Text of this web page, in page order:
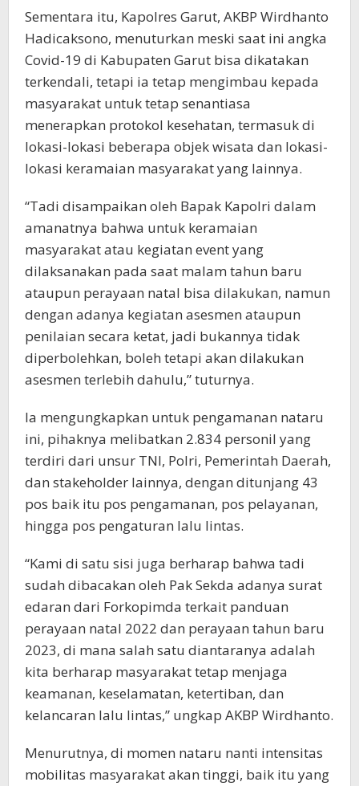
Sementara itu, Kapolres Garut, AKBP Wirdhanto
Hadicaksono, menuturkan meski saat ini angka
Covid-19 di Kabupaten Garut bisa dikatakan
terkendali, tetapi ia tetap mengimbau kepada
masyarakat untuk tetap senantiasa
menerapkan protokol kesehatan, termasuk di
lokasi-lokasi beberapa objek wisata dan lokasi-
lokasi keramaian masyarakat yang lainnya.
“Tadi disampaikan oleh Bapak Kapolri dalam
amanatnya bahwa untuk keramaian
masyarakat atau kegiatan event yang
dilaksanakan pada saat malam tahun baru
ataupun perayaan natal bisa dilakukan, namun
dengan adanya kegiatan asesmen ataupun
penilaian secara ketat, jadi bukannya tidak
diperbolehkan, boleh tetapi akan dilakukan
asesmen terlebih dahulu,” tuturnya.
Ia mengungkapkan untuk pengamanan nataru
ini, pihaknya melibatkan 2.834 personil yang
terdiri dari unsur TNI, Polri, Pemerintah Daerah,
dan stakeholder lainnya, dengan ditunjang 43
pos baik itu pos pengamanan, pos pelayanan,
hingga pos pengaturan lalu lintas.
“Kami di satu sisi juga berharap bahwa tadi
sudah dibacakan oleh Pak Sekda adanya surat
edaran dari Forkopimda terkait panduan
perayaan natal 2022 dan perayaan tahun baru
2023, di mana salah satu diantaranya adalah
kita berharap masyarakat tetap menjaga
keamanan, keselamatan, ketertiban, dan
kelancaran lalu lintas,” ungkap AKBP Wirdhanto.
Menurutnya, di momen nataru nanti intensitas
mobilitas masyarakat akan tinggi, baik itu yang